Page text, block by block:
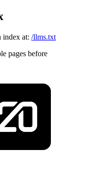
index at: /llms.txt
pages before